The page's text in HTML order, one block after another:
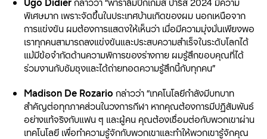
พิเศษมาก เพราะจัดขึ้นในประเทศบ้านเกิดของผม นอกเหนือจาก
การแข่งขัน ผมต้องการแสดงให้เห็นว่า เมื่อมีความมุ่งมั่นเพียงพอ
เราทุกคนสามารถลงแข่งขันและประสบความสำเร็จในระดับโลกได้
แม้มีข้อจำกัดด้านความพิการของร่างกาย ผมรู้สึกขอบคุณที่ได้
ร่วมงานกับซัมซุงและได้ถ่ายทอดความรู้สึกนี้กับทุกคน”
Madison De Rozario กล่าวว่า “เทคโนโลยีกำลังมีบทบาท
สำคัญต่อทุกภาคส่วนในวงการกีฬา หากคุณต้องการมีปฏิสัมพันธ์
อย่างแท้จริงกับแฟน ๆ และผู้คน คุณต้องเชื่อมต่อกับพวกเขาผ่าน
เทคโนโลยี เพื่อทำความรู้จักกับพวกเขาและทำให้พวกเขารู้จักคุณ